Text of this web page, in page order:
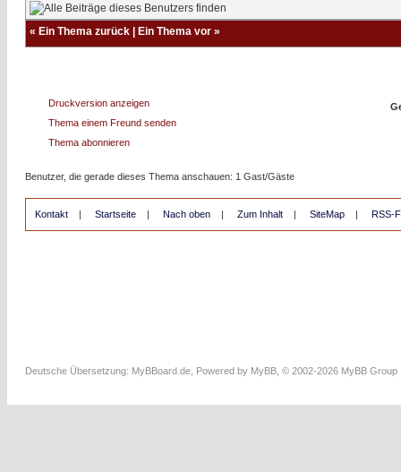
« Ein Thema zurück Ein Thema vor »
Druckversion anzeigen
Thema einem Freund senden
Thema abonnieren
Benutzer, die gerade dieses Thema anschauen: 1 Gast/Gäste
Kontakt | Startseite | Nach oben | Zum Inhalt | SiteMap | RSS-
Deutsche Übersetzung: MyBBoard.de , Powered by MyBB , © 2002-2026 MyBB Group